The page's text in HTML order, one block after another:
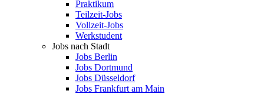
Praktikum
Teilzeit-Jobs
Vollzeit-Jobs
Werkstudent
Jobs nach Stadt
Jobs Berlin
Jobs Dortmund
Jobs Düsseldorf
Jobs Frankfurt am Main